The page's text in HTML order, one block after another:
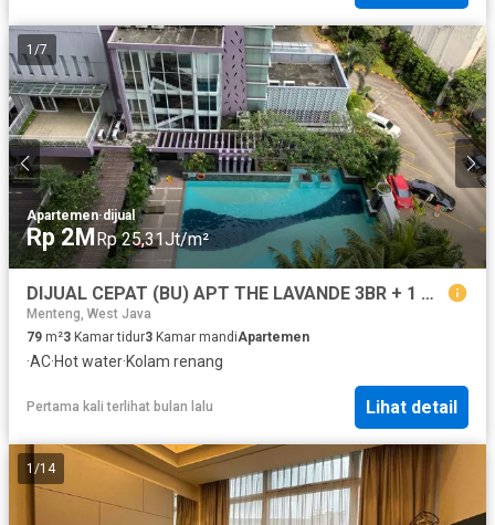
1 /7
Apartemen·dijual
Rp 2MRp 25,31Jt/m²
DIJUAL CEPAT (BU) APT THE LAVANDE 3BR + 1 maid VIEW POOL
Menteng, West Java
79 m²3 Kamar tidur3 Kamar mandiApartemen
·AC·Hot water·Kolam renang
Pertama kali terlihat bulan lalu Lihat detail
1 /14